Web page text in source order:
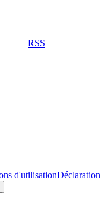
RSS
d'utilisationDéclaration